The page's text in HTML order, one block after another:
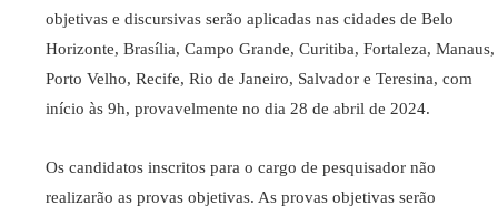
objetivas e discursivas serão aplicadas nas cidades de Belo
Horizonte, Brasília, Campo Grande, Curitiba, Fortaleza, Manaus,
Porto Velho, Recife, Rio de Janeiro, Salvador e Teresina, com
início às 9h, provavelmente no dia 28 de abril de 2024.
Os candidatos inscritos para o cargo de pesquisador não
realizarão as provas objetivas. As provas objetivas serão